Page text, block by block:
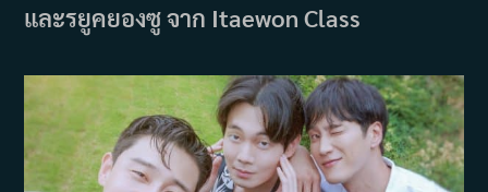
และรยูคยองซู จาก Itaewon Class